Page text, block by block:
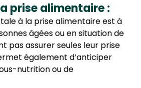
prise alimentaire :
à la prise alimentaire est à
âgées ou en situation de
pas assurer seules leur prise
également d’anticiper
nutrition ou de